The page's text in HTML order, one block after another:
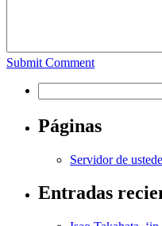
Submit Comment
Páginas
Servidor de
Entradas